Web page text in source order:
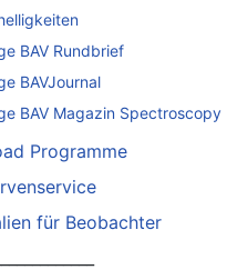
BAV Rundbrief
BAVJournal
BAV Magazin Spectroscopy
Programme
für Beobachter